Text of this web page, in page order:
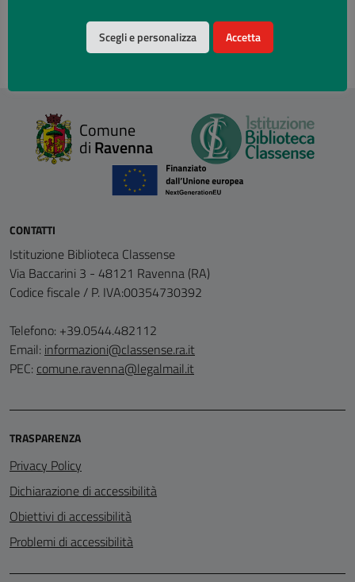
Comune
diRavenna
CONTATTI
Istituzione Biblioteca Classense
Via Baccarini 3 - 48121 Ravenna (RA)
Codice fiscale / P. IVA:00354730392
Telefono: +39.0544.482112
Email: informazioni@classense.ra.it
PEC: comune.ravenna@legalmail.it
TRASPARENZA
Privacy Policy
Dichiarazione di accessibilità
Obiettivi di accessibilità
Problemi di accessibilità
Scegli e personalizza Accetta